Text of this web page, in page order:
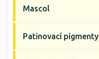
Mascol
Patinovací pigmenty